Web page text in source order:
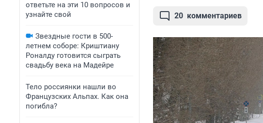
ответьте на эти 10 вопросов и
узнайте свой
Звездные гости в 500-
летнем соборе: Криштиану
Роналду готовится сыграть
свадьбу века на Мадейре
Тело россиянки нашли во
Французских Альпах. Как она
погибла?
20 комментариев